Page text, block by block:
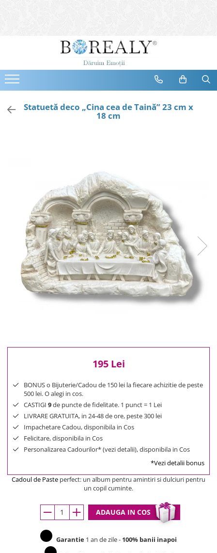
Bijuterii
Cercei
Bratari
Coliere
Bijuterii Mirese
Selectii
Reduceri
Cele mai noi
Cele mai vandute
Cele mai votate
Cu video
0 Lei - 100 Lei
Statuetă deco „Cina cea de Taină” 23 cm x
18 cm
195 Lei
BONUS o Bijuterie/Cadou de 150 lei la fiecare achizitie de peste
500 lei. O alegi in cos.
CASTIGI 9de puncte de fidelitate. 1 punct = 1 Lei
LIVRARE GRATUITA, in 24-48 de ore, peste 300 lei
Impachetare Cadou, disponibila in Cos
Felicitare, disponibila in Cos
Personalizarea Cadourilor* (vezi detalii), disponibila in Cos
*Vezi detalii bonus
Cadoul de Paste perfect: un album pentru amintiri si dulciuri pentru
un copil cuminte.
ADAUGA IN COS
Garantie 1 an de zile - 100% banii inapoi